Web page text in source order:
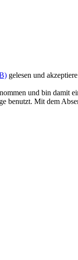
gelesen und
und bin damit
benutzt. Mit dem